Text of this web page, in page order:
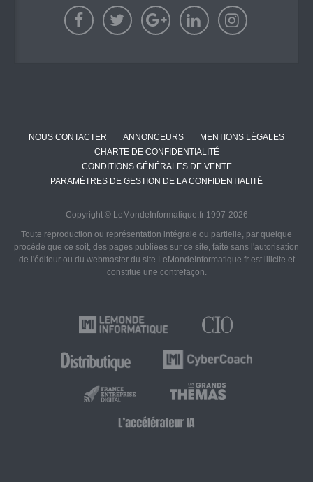
NOUS CONTACTER ANNONCEURS
MENTIONS LÉGALES
CHARTE DE CONFIDENTIALITÉ
CONDITIONS GÉNÉRALES DE VENTE
PARAMÈTRES DE GESTION DE LA CONFIDENTIALITÉ
Copyright © LeMondeInformatique.fr 1997-2026
Toute reproduction ou représentation intégrale ou partielle, par quelque
procédé que ce soit, des pages publiées sur ce site, faite sans l'autorisation
de l'éditeur ou du webmaster du site LeMondeInformatique.fr est illicite et
constitue une contrefaçon.